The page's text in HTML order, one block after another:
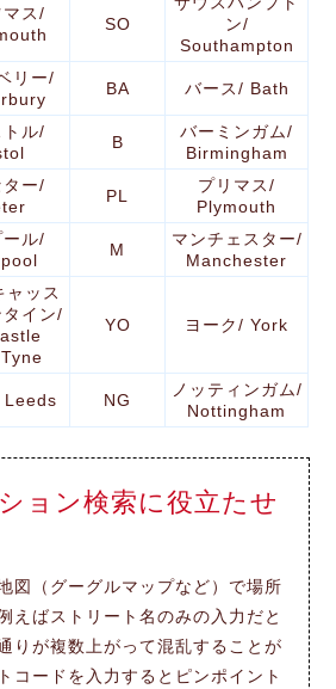
マス/
SO
ン/
Southampton
リー/
BA バース/ Bath
トル/
B
バーミンガム/
Birmingham
ター/
PL
プリマス/
Plymouth
ール/
M
マンチェスター/
Manchester
ャッス
タイン/
YO ヨーク/ York
Leeds NG
ノッティンガム/
Nottingham
ョン検索に役立たせ
図（グーグルマップなど）で場所
えばストリート名のみの入力だと
りが複数上がって混乱することが
コードを入力するとピンポイント